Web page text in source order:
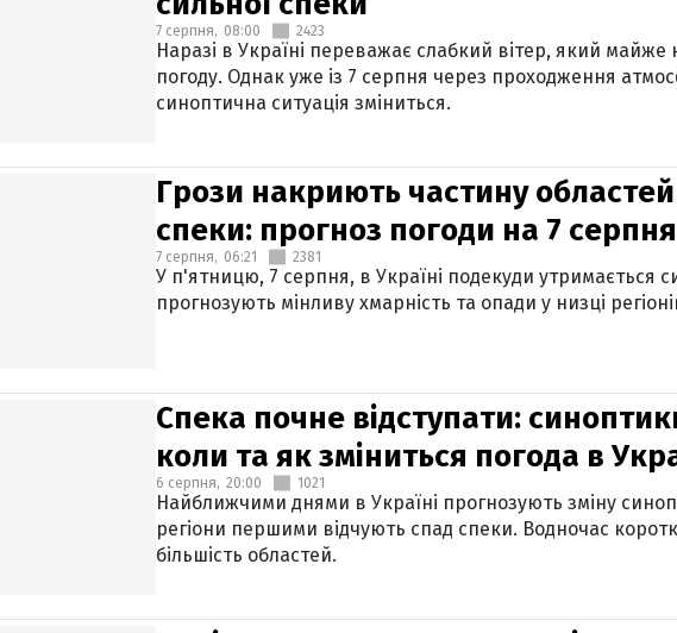
7 серпня, 08:00 2423
Наразі в Україні переважає слабкий вітер, який
погоду. Однак уже із 7 серпня через проходження
синоптична ситуація зміниться.
Грози накриють частину областей
спеки: прогноз погоди на 7 серпня
7 серпня, 06:21 2381
У п'ятницю, 7 серпня, в Україні подекуди утримається
прогнозують мінливу хмарність та опади у низці
Спека почне відступати:
коли та як зміниться погода в
6 серпня, 20:00 1021
Найближчими днями в Україні прогнозують зміну
регіони першими відчують спад спеки. Водночас
більшість областей.